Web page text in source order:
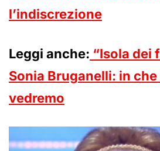
l’indiscrezione
Leggi anche: “Isola dei
Sonia Bruganelli: in
vedremo